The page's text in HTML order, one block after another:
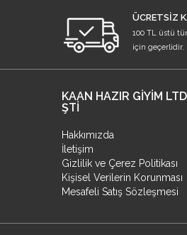
ÜCRETSİZ
100 TL üstü
için geçerlidir.
KAAN HAZIR GİYİM
ŞTİ
Hakkımızda
İletişim
Gizlilik ve Çerez Politikası
Kişisel Verilerin Korunması
Mesafeli Satış Sözleşmesi